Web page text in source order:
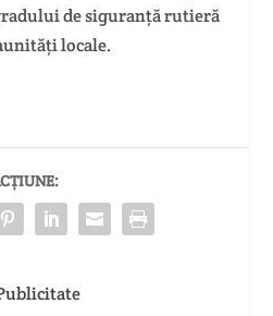
de siguranță rutieră
locale.